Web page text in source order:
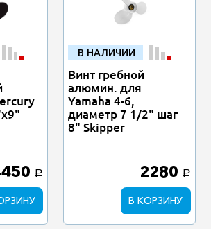
a
В НАЛИЧИИ
Винт гребной
алюмин. для
Yamaha 4-6,
диаметр 7 1/2" шаг
8" Skipper
2280 a
В КОРЗИНУ